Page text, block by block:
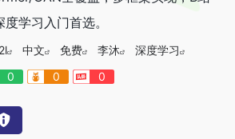
学习入门首选。
中文 免费 李沐
深度学习
0 0 0